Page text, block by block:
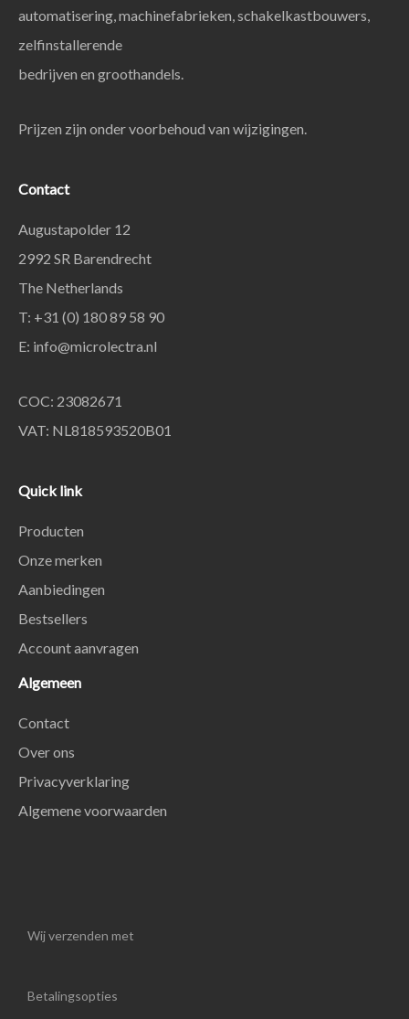
automatisering, machinefabrieken, schakelkastbouwers,
zelfinstallerende
bedrijven en groothandels.
Prijzen zijn onder voorbehoud van wijzigingen.
Contact
Augustapolder 12
2992 SR Barendrecht
The Netherlands
T: +31 (0) 180 89 58 90
E: info@microlectra.nl
COC: 23082671
VAT: NL818593520B01
Quick link
Producten
Onze merken
Aanbiedingen
Bestsellers
Account aanvragen
Algemeen
Contact
Over ons
Privacyverklaring
Algemene voorwaarden
Wij verzenden met
Betalingsopties